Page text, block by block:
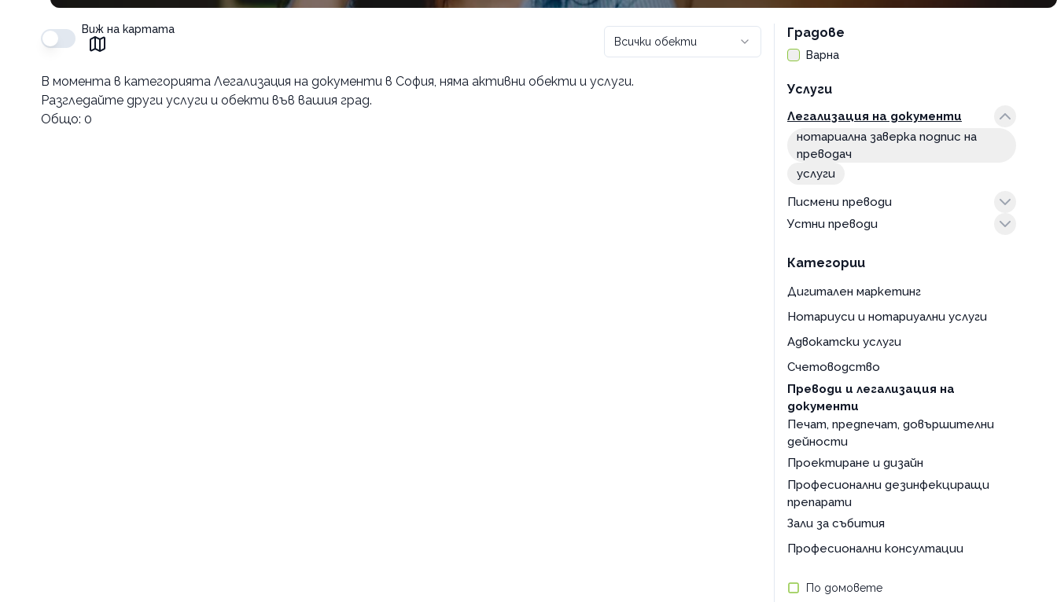
Виж на картата
Всички обекти
В момента в категорията Легализация на документи в София, няма активни обекти и услуги.
Разгледайте други услуги и обекти във вашия град.
Общо: 0
Градове
Варна
Услуги
Легализация на документи
нотариална заверка подпис на
преводач
услуги
Писмени преводи
услуги
Устни преводи
Категории
Дигитален маркетинг
Нотариуси и нотариуални услуги
Адвокатски услуги
Счетоводство
Преводи и легализация на
документи
Печат, предпечат, довършителни
дейности
Проектиране и дизайн
Професионални дезинфекциращи
препарати
Зали за събития
Професионални консултации
По домовете